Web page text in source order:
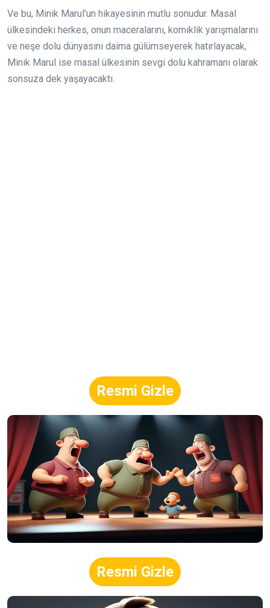
Ve bu, Minik Marul'un hikayesinin mutlu sonudur. Masal
ülkesindeki herkes, onun maceralarını, komiklik yarışmalarını
ve neşe dolu dünyasını daima gülümseyerek hatırlayacak,
Minik Marul ise masal ülkesinin sevgi dolu kahramanı olarak
sonsuza dek yaşayacaktı.
Resmi Gizle
Resmi Gizle